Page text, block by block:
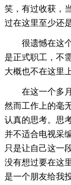
笑，有过收获，
过在这里至少还
很遗憾在这
是正式职工，不
大概也不在这里
在这一个多
然而工作上的毫
认真的思考。思
并不适合电视采
只是让自己这一
没有想过要在这
是一个朋友给我